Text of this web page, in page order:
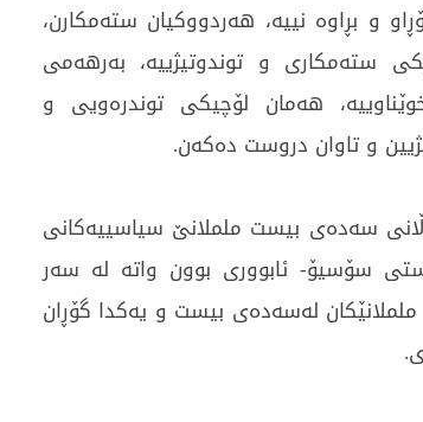
و بڕاوە نییە، هەردووکیان ستەمکارن،
ستەمکاری و توندوتیژییە، بەرهەمی
هەمان لۆچیکی توندرەویی و
و تاوان دروست دەکەن.
سەدەی بیست ململانێ سیاسییەکانی
سۆسیۆ- ئابووری بوون واتە لە سەر
لەسەدەی بیست و یەکدا گۆڕان